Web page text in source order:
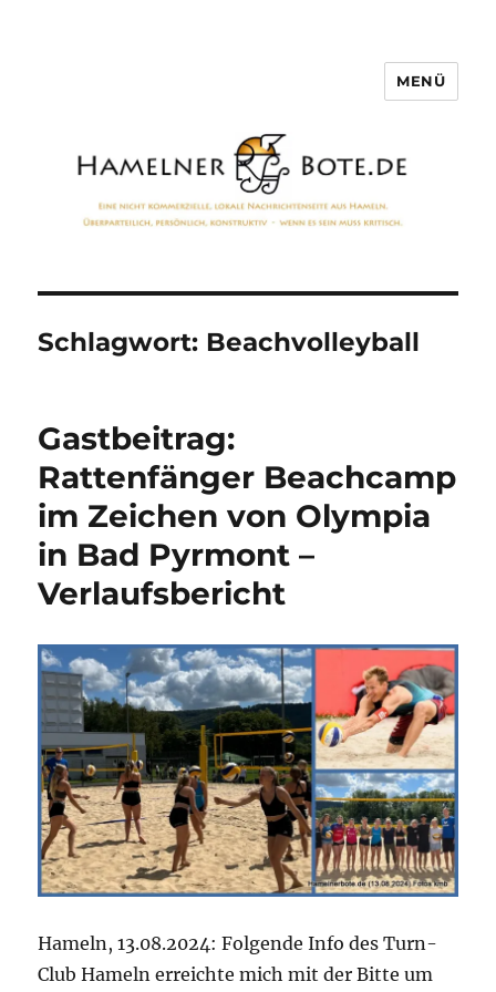
MENÜ
Schlagwort: Beachvolleyball
Gastbeitrag:
Rattenfänger Beachcamp
im Zeichen von Olympia
in Bad Pyrmont –
Verlaufsbericht
Hameln, 13.08.2024: Folgende Info des Turn-
Club Hameln erreichte mich mit der Bitte um